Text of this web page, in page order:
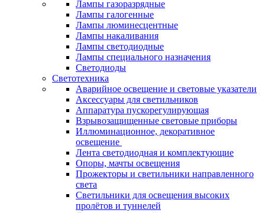
Лампы газоразрядные
Лампы галогенные
Лампы люминесцентные
Лампы накаливания
Лампы светодиодные
Лампы специального назначения
Светодиоды
Светотехника
Аварийное освещение и световые указатели
Аксессуары для светильников
Аппаратура пускорегулирующая
Взрывозащищенные световые приборы
Иллюминационное, декоративное
освещение
Лента светодиодная и комплектующие
Опоры, мачты освещения
Прожекторы и светильники направленного
света
Светильники для освещения высоких
пролётов и туннелей